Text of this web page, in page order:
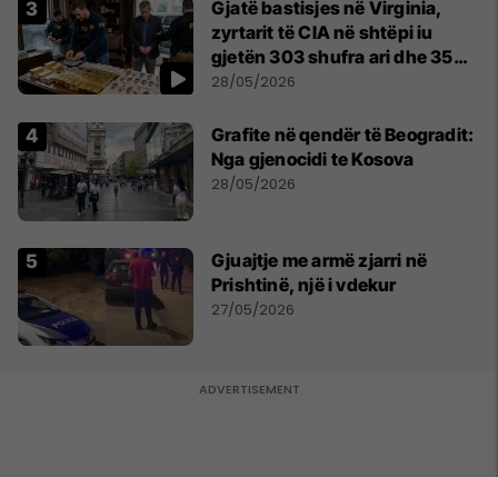
Gjatë bastisjes në Virginia,
zyrtarit të CIA në shtëpi iu
gjetën 303 shufra ari dhe 35
orë luksoze Rolex
28/05/2026
Grafite në qendër të Beogradit:
Nga gjenocidi te Kosova
28/05/2026
Gjuajtje me armë zjarri në
Prishtinë, një i vdekur
27/05/2026